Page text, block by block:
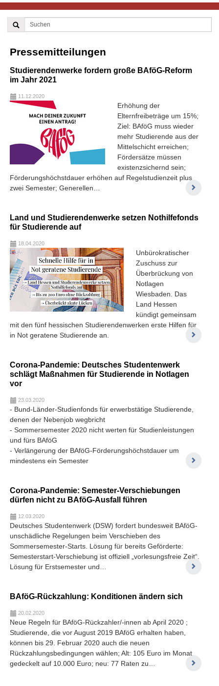
Pressemitteilungen
Studierendenwerke fordern große BAföG-Reform
im Jahr 2021
11.12.2020
Erhöhung der
Elternfreibeträge um 15%;
Ziel: BAföG muss wieder
mehr Studierende aus der
Mittelschicht erreichen;
Fördersätze müssen
existenzsichernd sein;
Förderungshöchstdauer erhöhen auf Regelstudienzeit plus
zwei Semester; Generellen…
Land und Studierendenwerke setzen Nothilfefonds
für Studierende auf
18.04.2020
Unbürokratischer
Zuschuss zur
Überbrückung von
Notlagen
Wiesbaden. Das
Land Hessen
kündigt gemeinsam
mit den fünf hessischen Studierendenwerken erste Hilfen für
in Not geratene Studierende an.
Corona-Pandemie: Deutsches Studentenwerk
schlägt Maßnahmen für Studierende in Notlagen
vor
23.03.2020
- Bund-Länder-Studienfonds für erwerbstätige Studierende,
denen der Nebenjob wegbricht
- Sommersemester 2020 nicht werten für Studienleistungen
und fürs BAföG
- Verlängerung der BAföG-Förderungshöchstdauer um
mindestens ein Semester
Corona-Pandemie: Semester-Verschiebungen
dürfen nicht zu BAföG-Ausfall führen
12.03.2020
Deutsches Studentenwerk (DSW) fordert bundesweit BAföG-
unschädliche Regelungen beim Verschieben des
Sommersemester-Starts. Lösung für bereits Geförderte:
Semesterstart-Verschiebung ist offiziell „vorlesungsfreie Zeit“.
Lösung für Erstsemester und…
BAföG-Rückzahlung: Konditionen ändern sich
20.02.2020
Neue Regeln für BAföG-Rückzahler/-innen ab April 2020 ;
Studierende, die vor August 2019 BAföG erhalten haben,
können bis 29. Februar 2020 auch die neuen
Rückzahlungsbedingungen wählen; Alt: 105 Euro im Monat,
gedeckelt auf 10.000 Euro; neu: 77 Raten zu…